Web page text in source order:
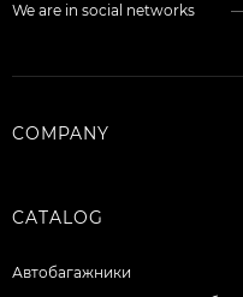
We are in social networks
COMPANY
CATALOG
Автобагажники